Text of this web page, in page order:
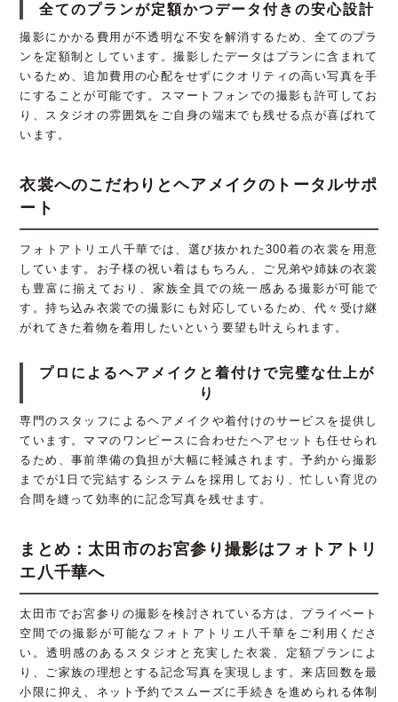
全てのプランが定額かつデータ付きの安心設計
撮影にかかる費用が不透明な不安を解消するため、全てのプラ
ンを定額制としています。撮影したデータはプランに含まれて
いるため、追加費用の心配をせずにクオリティの高い写真を手
にすることが可能です。スマートフォンでの撮影も許可してお
り、スタジオの雰囲気をご自身の端末でも残せる点が喜ばれて
います。
衣裳へのこだわりとヘアメイクのトータルサポ
ート
フォトアトリエ八千華では、選び抜かれた300着の衣裳を用意
しています。お子様の祝い着はもちろん、ご兄弟や姉妹の衣裳
も豊富に揃えており、家族全員での統一感ある撮影が可能で
す。持ち込み衣裳での撮影にも対応しているため、代々受け継
がれてきた着物を着用したいという要望も叶えられます。
プロによるヘアメイクと着付けで完璧な仕上が
り
専門のスタッフによるヘアメイクや着付けのサービスを提供し
ています。ママのワンピースに合わせたヘアセットも任せられ
るため、事前準備の負担が大幅に軽減されます。予約から撮影
までが1日で完結するシステムを採用しており、忙しい育児の
合間を縫って効率的に記念写真を残せます。
まとめ：太田市のお宮参り撮影はフォトアトリ
エ八千華へ
太田市でお宮参りの撮影を検討されている方は、プライベート
空間での撮影が可能なフォトアトリエ八千華をご利用くださ
い。透明感のあるスタジオと充実した衣裳、定額プランによ
り、ご家族の理想とする記念写真を実現します。来店回数を最
小限に抑え、ネット予約でスムーズに手続きを進められる体制